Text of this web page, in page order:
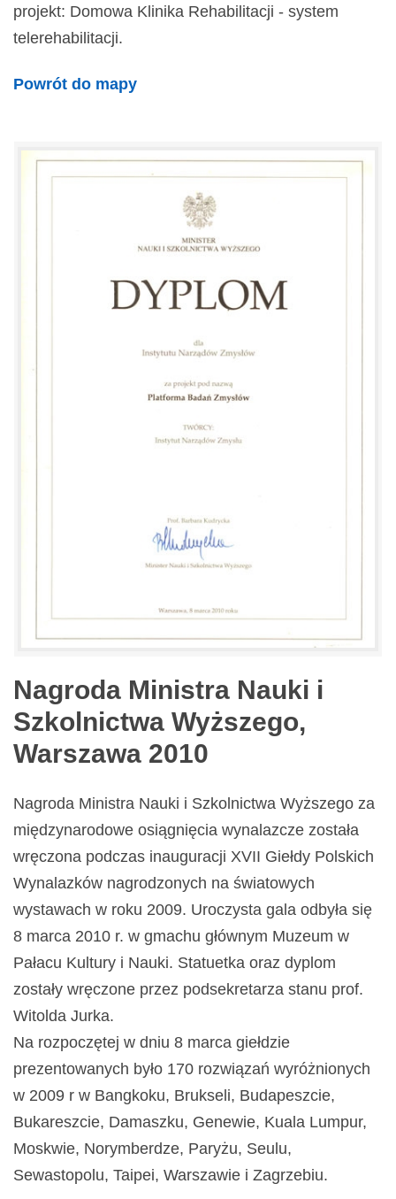
projekt: Domowa Klinika Rehabilitacji - system
telerehabilitacji.
Powrót do mapy
Nagroda Ministra Nauki i
Szkolnictwa Wyższego,
Warszawa 2010
Nagroda Ministra Nauki i Szkolnictwa Wyższego za
międzynarodowe osiągnięcia wynalazcze została
wręczona podczas inauguracji XVII Giełdy Polskich
Wynalazków nagrodzonych na światowych
wystawach w roku 2009. Uroczysta gala odbyła się
8 marca 2010 r. w gmachu głównym Muzeum w
Pałacu Kultury i Nauki. Statuetka oraz dyplom
zostały wręczone przez podsekretarza stanu prof.
Witolda Jurka.
Na rozpoczętej w dniu 8 marca giełdzie
prezentowanych było 170 rozwiązań wyróżnionych
w 2009 r w Bangkoku, Brukseli, Budapeszcie,
Bukareszcie, Damaszku, Genewie, Kuala Lumpur,
Moskwie, Norymberdze, Paryżu, Seulu,
Sewastopolu, Taipei, Warszawie i Zagrzebiu.